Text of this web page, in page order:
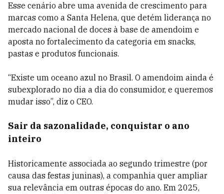
Esse cenário abre uma avenida de crescimento para
marcas como a Santa Helena, que detém liderança no
mercado nacional de doces à base de amendoim e
aposta no fortalecimento da categoria em snacks,
pastas e produtos funcionais.
“Existe um oceano azul no Brasil. O amendoim ainda é
subexplorado no dia a dia do consumidor, e queremos
mudar isso”, diz o CEO.
Sair da sazonalidade, conquistar o ano
inteiro
Historicamente associada ao segundo trimestre (por
causa das festas juninas), a companhia quer ampliar
sua relevância em outras épocas do ano. Em 2025,